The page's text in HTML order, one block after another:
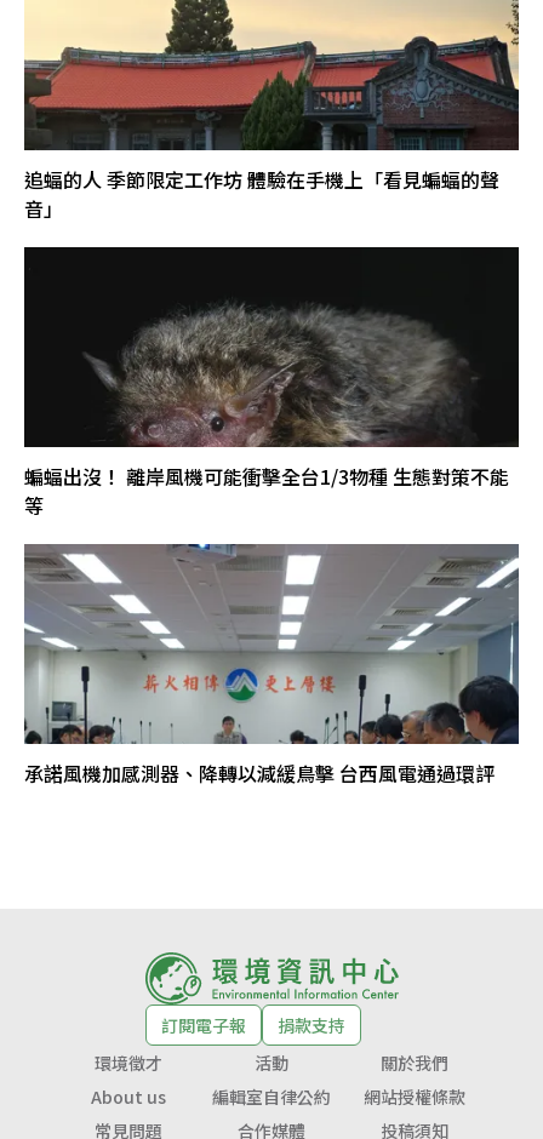
追蝠的人 季節限定工作坊 體驗在手機上「看見蝙蝠的聲
音」
蝙蝠出沒！ 離岸風機可能衝擊全台1/3物種 生態對策不能
等
承諾風機加感測器、降轉以減緩鳥擊 台西風電通過環評
訂閱電子報
捐款支持
環境徵才
活動
關於我們
About us
編輯室自律公約
網站授權條款
常見問題
合作媒體 投稿須知